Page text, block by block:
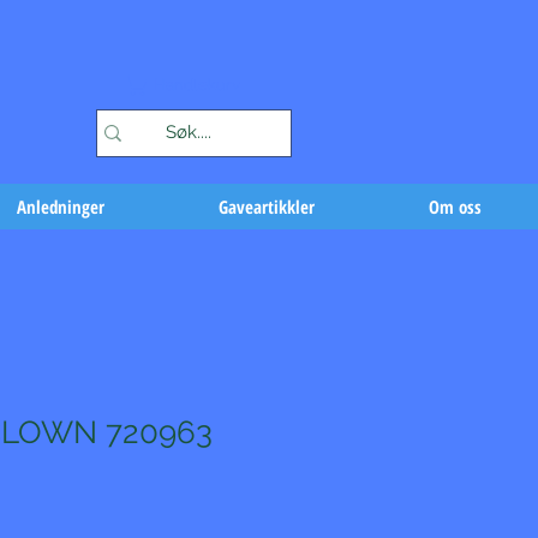
Anledninger Gaveartikkler Om oss
720963